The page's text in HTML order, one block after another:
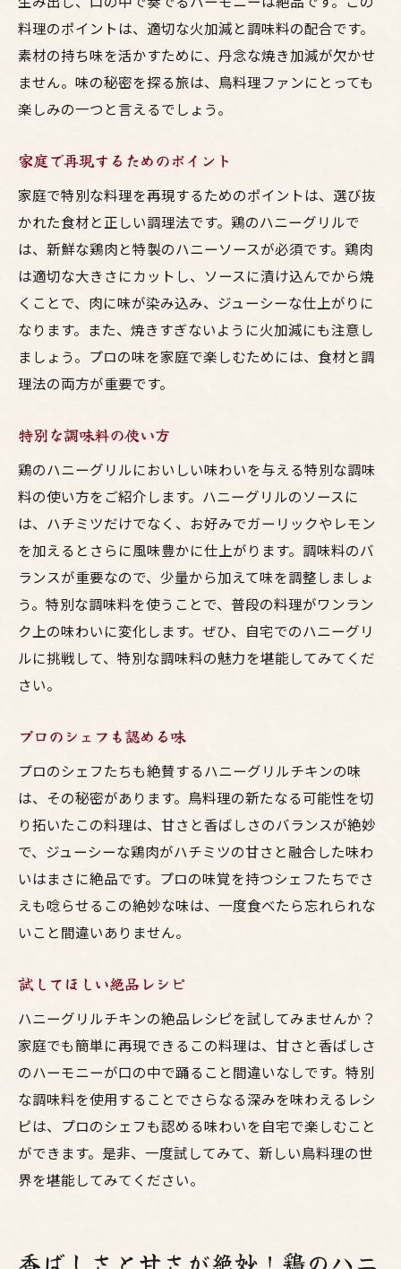
料理のポイントは、適切な火加減と調味料の配合です。
素材の持ち味を活かすために、丹念な焼き加減が欠かせ
ません。味の秘密を探る旅は、鳥料理ファンにとっても
楽しみの一つと言えるでしょう。
家庭で再現するためのポイント
家庭で特別な料理を再現するためのポイントは、選び抜
かれた食材と正しい調理法です。鶏のハニーグリルで
は、新鮮な鶏肉と特製のハニーソースが必須です。鶏肉
は適切な大きさにカットし、ソースに漬け込んでから焼
くことで、肉に味が染み込み、ジューシーな仕上がりに
なります。また、焼きすぎないように火加減にも注意し
ましょう。プロの味を家庭で楽しむためには、食材と調
理法の両方が重要です。
特別な調味料の使い方
鶏のハニーグリルにおいしい味わいを与える特別な調味
料の使い方をご紹介します。ハニーグリルのソースに
は、ハチミツだけでなく、お好みでガーリックやレモン
を加えるとさらに風味豊かに仕上がります。調味料のバ
ランスが重要なので、少量から加えて味を調整しましょ
う。特別な調味料を使うことで、普段の料理がワンラン
ク上の味わいに変化します。ぜひ、自宅でのハニーグリ
ルに挑戦して、特別な調味料の魅力を堪能してみてくだ
さい。
プロのシェフも認める味
プロのシェフたちも絶賛するハニーグリルチキンの味
は、その秘密があります。鳥料理の新たなる可能性を切
り拓いたこの料理は、甘さと香ばしさのバランスが絶妙
で、ジューシーな鶏肉がハチミツの甘さと融合した味わ
いはまさに絶品です。プロの味覚を持つシェフたちでさ
えも唸らせるこの絶妙な味は、一度食べたら忘れられな
いこと間違いありません。
試してほしい絶品レシピ
ハニーグリルチキンの絶品レシピを試してみませんか？
家庭でも簡単に再現できるこの料理は、甘さと香ばしさ
のハーモニーが口の中で踊ること間違いなしです。特別
な調味料を使用することでさらなる深みを味わえるレシ
ピは、プロのシェフも認める味わいを自宅で楽しむこと
ができます。是非、一度試してみて、新しい鳥料理の世
界を堪能してみてください。
香ばしさと甘さが絶妙！鶏のハニ